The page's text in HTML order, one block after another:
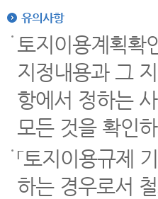
유의사항
토지이용계획확
지정내용과 그
항에서 정하는
모든 것을 확인
「토지이용규제
하는 경우로서